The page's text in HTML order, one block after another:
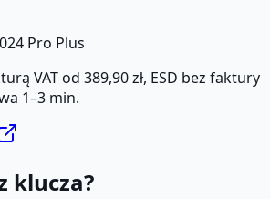
Pro Plus
VAT od 389,90 zł, ESD bez faktury
1–3 min.
klucza?